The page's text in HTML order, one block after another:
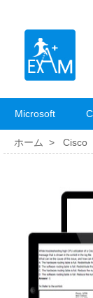
Microsoft
ホーム > Cisco